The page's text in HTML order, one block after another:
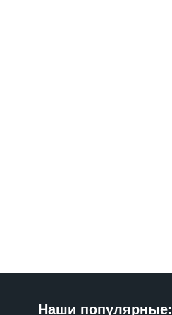
Наши популярные: